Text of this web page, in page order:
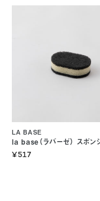
la base（ラバーゼ） スポ
LA BASE
¥517